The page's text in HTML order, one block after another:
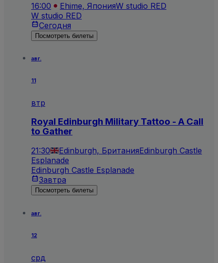
16:00 Ehime, ЯпонияW studio RED
W studio RED
Сегодня
Посмотреть билеты
авг.
11
втр
Royal Edinburgh Military Tattoo - A Call
to Gather
21:30 Edinburgh, БританияEdinburgh Castle
Esplanade
Edinburgh Castle Esplanade
Завтра
Посмотреть билеты
авг.
12
срд